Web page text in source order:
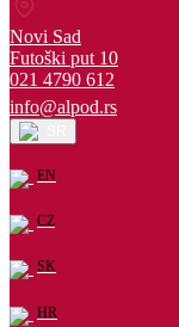
Novi Sad
Futoški put 10
021 4790 612
info@alpod.rs
EN
CZ
SK
HR